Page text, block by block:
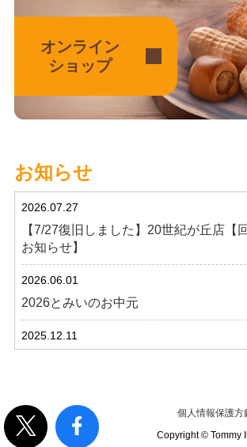
オンライン
ショップ
お知らせ
2026.07.27
【7/27復旧しました】20世紀が丘店【
お知らせ】
2026.06.01
2026とみいのお中元
2025.12.11
【1/22更新】らっかせい最中について
個人情報保護方
Copyright © Tommy